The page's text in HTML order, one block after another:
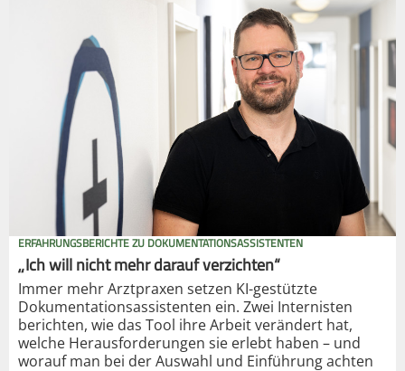
ERFAHRUNGSBERICHTE ZU DOKUMENTATIONSASSISTENTEN
„Ich will nicht mehr darauf verzichten“
Immer mehr Arztpraxen setzen KI-gestützte
Dokumentationsassistenten ein. Zwei Internisten
berichten, wie das Tool ihre Arbeit verändert hat,
welche Herausforderungen sie erlebt haben – und
worauf man bei der Auswahl und Einführung achten